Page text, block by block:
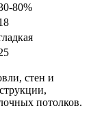
80%
стен и
потолков.